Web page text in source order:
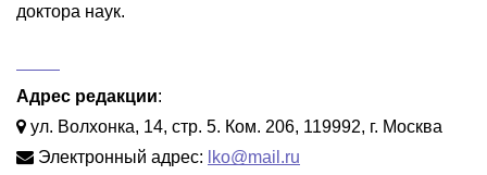
доктора наук.
Адрес редакции:
ул. Волхонка, 14, стр. 5. Ком. 206, 119992, г. Москва
Электронный адрес:
lko@mail.ru